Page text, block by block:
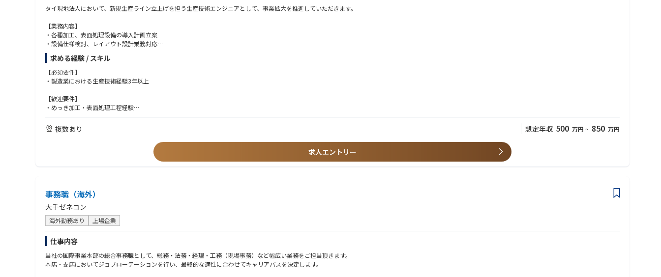
タイ現地法人において、新規生産ライン立上げを担う生産技術エンジニアとして、事業拡大を推進していただきます。
【業務内容】
・各種加工、表面処理設備の導入計画立案
・設備仕様検討、レイアウト設計業務対応
・新規設備の立上げおよび条件出し業務
・量産移行に向けた工程設計、能力検証
・設備不具合や品質課題の原因解析、改善
・設備メーカー、社内関係部門との技術調整
求める経験 / スキル
【必須要件】
・製造業における生産技術経験3年以上
【歓迎要件】
・めっき加工・表面処理工程経験
・タイに駐在したご経験がある方
・英語またはタイ語日常会話レベル以上
複数あり 想定年収 500 万円 ~ 850 万円
求人エントリー
事務職（海外）
大手ゼネコン
海外勤務あり 上場企業
仕事内容
当社の国際事業本部の総合事務職として、総務・法務・経理・工務（現場事務）など幅広い業務をご担当頂きます。
本店・支店においてジョブローテーションを行い、最終的な適性に合わせてキャリアパスを決定します。